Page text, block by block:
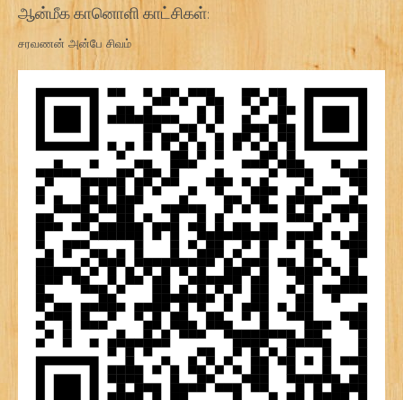
ஆன்மீக கானொளி காட்சிகள்:
சரவணன் அன்பே சிவம்